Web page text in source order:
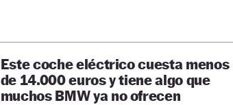
Este coche eléctrico cuesta menos
de 14.000 euros y tiene algo que
muchos BMW ya no ofrecen